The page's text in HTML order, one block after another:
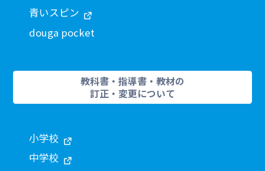
青いスピン
douga pocket
教科書・指導書・教材の
訂正・変更について
小学校
中学校